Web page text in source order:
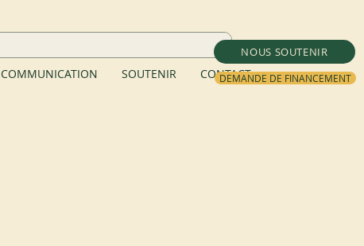
NOUS SOUTENIR
DEMANDE DE FINANCEMENT
COMMUNICATION SOUTENIR CONTACT